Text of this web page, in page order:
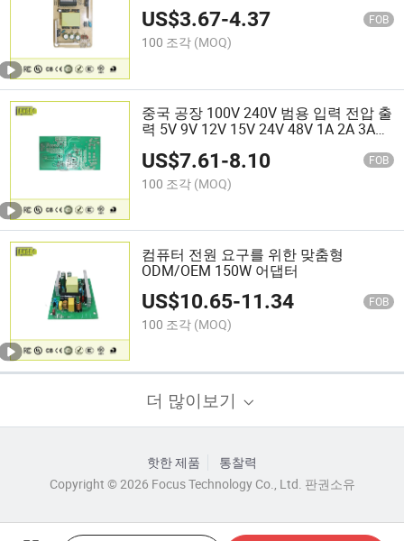
US$3.67-4.37 FOB
100 조각 (MOQ)
중국 공장 100V 240V 범용 입력 전압 출
력 5V 9V 12V 15V 24V 48V 1A 2A 3A
치
US$7.61-8.10 FOB
100 조각 (MOQ)
컴퓨터 전원 요구를 위한 맞춤형
ODM/OEM 150W 어댑터
US$10.65-11.34 FOB
100 조각 (MOQ)
더 많이보기
핫한 제품
통찰력
Copyright © 2026 Focus Technology Co., Ltd. 판권소유